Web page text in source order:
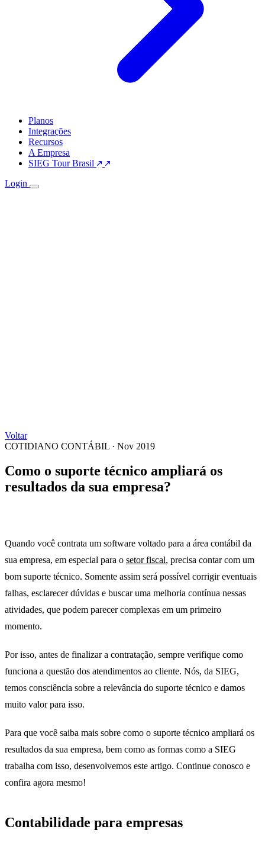
Planos
Integrações
Recursos
A Empresa
SIEG Tour Brasil
Login
Voltar
COTIDIANO CONTÁBIL · Nov 2019
Como o suporte técnico ampliará os
resultados da sua empresa?
Quando você contrata um software voltado para a área contábil da
sua empresa, em especial para o setor fiscal, precisa contar com um
bom suporte técnico. Somente assim será possível corrigir eventuais
falhas, esclarecer dúvidas e buscar uma melhoria contínua nessas
atividades, que podem parecer complexas em um primeiro
momento.
Por isso, antes de finalizar a contratação, sempre verifique como
funciona a questão dos atendimentos ao cliente. Nós, da SIEG,
temos consciência sobre a relevância do suporte técnico e damos
muito valor para isso.
Para que você saiba mais sobre como o suporte técnico ampliará os
resultados da sua empresa, bem como as formas como a SIEG
trabalha com isso, desenvolvemos este artigo. Continue conosco e
confira agora mesmo!
Contabilidade para empresas